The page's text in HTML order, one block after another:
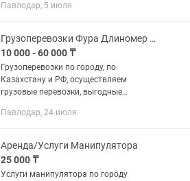
10 метров Межгород, РФ, Город, Форма
Павлодар, 5 июля
Грузоперевозки Фура Длиномер Площадка Рефрижератор
10 000 - 60 000 ₸
Грузоперевозки по городу, по
Казахстану и РФ, осуществляем
грузовые перевозки, выгодные
оплата на ОУР с НДС и без НДС
Павлодар, 24 июля
Аренда/Услуги Манипулятора
25 000 ₸
Услуги манипулятора по городу